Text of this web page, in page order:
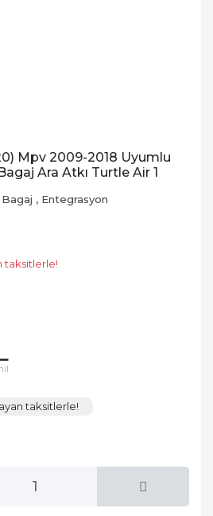
Mpv 2009-2018 Uyumlu
Ara Atkı Turtle Air 1
, Entegrasyon
taksitlerle!
taksitlerle!